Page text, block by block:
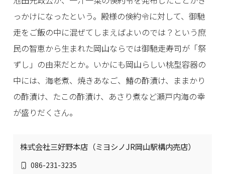
っかけになったという。殿様の倹約令に対して、御馳
走をご飯の中に混ぜてしまえばよいのでは？という庶
民の智恵から生まれた岡山ならでは御馳走寿司が「祭
ずし」の由来だとか。いかにも岡山らしい桃型容器の
中には、海老煮、焼きあなご、鰆の酢漬け、ままかり
の酢漬け、たこの酢漬け、あさり煮など瀬戸内海の幸
が盛りだくさん。
株式会社三好野本店（ミヨシノJR岡山駅構内売店）
086-231-3235